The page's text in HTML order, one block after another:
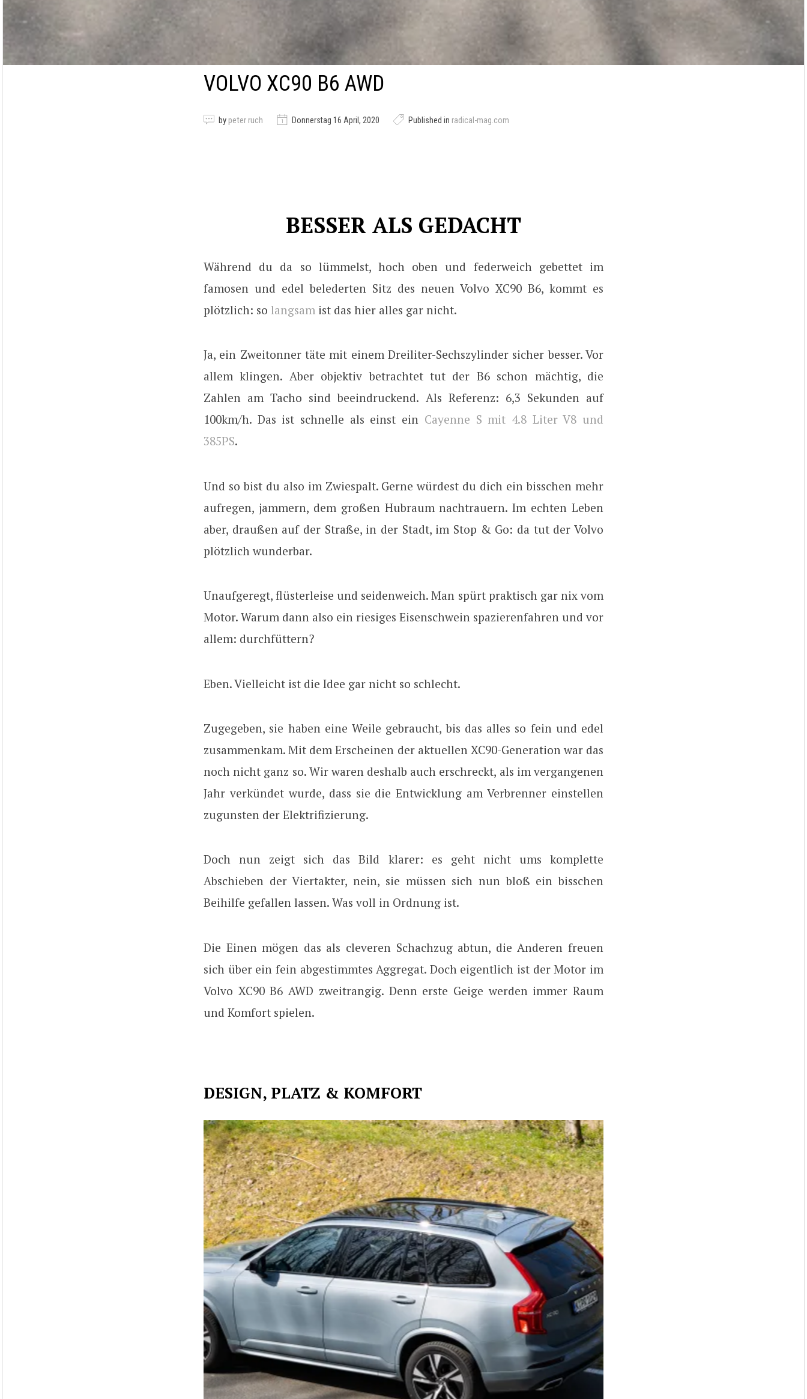
VOLVO XC90 B6 AWD
by peter ruch Donnerstag 16 April, 2020 Published in radical-mag.com
BESSER ALS GEDACHT
Während du da so lümmelst, hoch oben und federweich gebettet im
famosen und edel belederten Sitz des neuen Volvo XC90 B6, kommt es
plötzlich: so langsam ist das hier alles gar nicht.
Ja, ein Zweitonner täte mit einem Dreiliter-Sechszylinder sicher besser. Vor
allem klingen. Aber objektiv betrachtet tut der B6 schon mächtig, die
Zahlen am Tacho sind beeindruckend. Als Referenz: 6,3 Sekunden auf
100km/h. Das ist schnelle als einst ein Cayenne S mit 4.8 Liter V8 und
385PS.
Und so bist du also im Zwiespalt. Gerne würdest du dich ein bisschen mehr
aufregen, jammern, dem großen Hubraum nachtrauern. Im echten Leben
aber, draußen auf der Straße, in der Stadt, im Stop & Go: da tut der Volvo
plötzlich wunderbar.
Unaufgeregt, flüsterleise und seidenweich. Man spürt praktisch gar nix vom
Motor. Warum dann also ein riesiges Eisenschwein spazierenfahren und vor
allem: durchfüttern?
Eben. Vielleicht ist die Idee gar nicht so schlecht.
Zugegeben, sie haben eine Weile gebraucht, bis das alles so fein und edel
zusammenkam. Mit dem Erscheinen der aktuellen XC90-Generation war das
noch nicht ganz so. Wir waren deshalb auch erschreckt, als im vergangenen
Jahr verkündet wurde, dass sie die Entwicklung am Verbrenner einstellen
zugunsten der Elektrifizierung.
Doch nun zeigt sich das Bild klarer: es geht nicht ums komplette
Abschieben der Viertakter, nein, sie müssen sich nun bloß ein bisschen
Beihilfe gefallen lassen. Was voll in Ordnung ist.
Die Einen mögen das als cleveren Schachzug abtun, die Anderen freuen
sich über ein fein abgestimmtes Aggregat. Doch eigentlich ist der Motor im
Volvo XC90 B6 AWD zweitrangig. Denn erste Geige werden immer Raum
und Komfort spielen.
DESIGN, PLATZ & KOMFORT